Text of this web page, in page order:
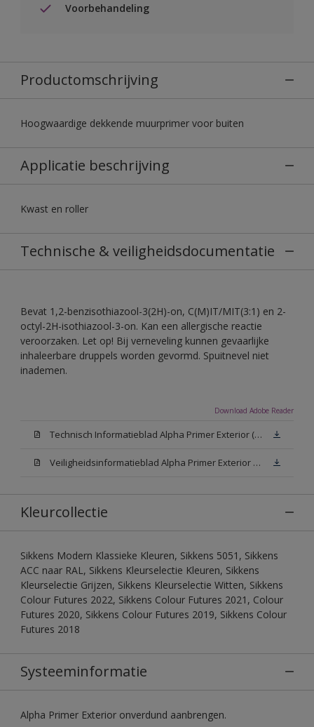
Voorbehandeling
Productomschrijving
Hoogwaardige dekkende muurprimer voor buiten
Applicatie beschrijving
Kwast en roller
Technische & veiligheidsdocumentatie
Bevat 1,2-benzisothiazool-3(2H)-on, C(M)IT/MIT(3:1) en 2-
octyl-2H-isothiazool-3-on. Kan een allergische reactie
veroorzaken. Let op! Bij verneveling kunnen gevaarlijke
inhaleerbare druppels worden gevormd. Spuitnevel niet
inademen.
Download Adobe Reader
Technisch Informatieblad Alpha Primer Exterior (PDF)
Veiligheidsinformatieblad Alpha Primer Exterior White W05 (MSDS)
Kleurcollectie
Sikkens Modern Klassieke Kleuren, Sikkens 5051, Sikkens
ACC naar RAL, Sikkens Kleurselectie Kleuren, Sikkens
Kleurselectie Grijzen, Sikkens Kleurselectie Witten, Sikkens
Colour Futures 2022, Sikkens Colour Futures 2021, Colour
Futures 2020, Sikkens Colour Futures 2019, Sikkens Colour
Futures 2018
Systeeminformatie
Alpha Primer Exterior onverdund aanbrengen.